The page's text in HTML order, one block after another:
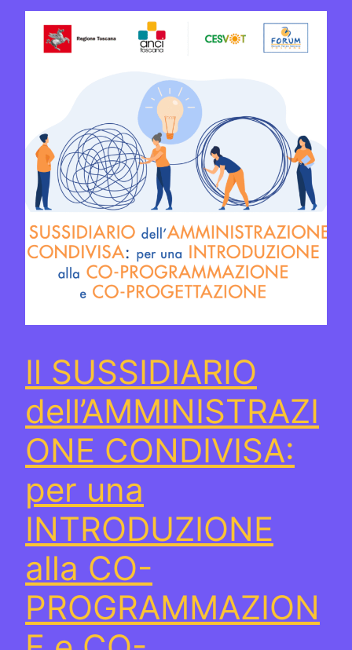
Il SUSSIDIARIO
dell’AMMINISTRAZI
ONE CONDIVISA:
per una
INTRODUZIONE
alla CO-
PROGRAMMAZION